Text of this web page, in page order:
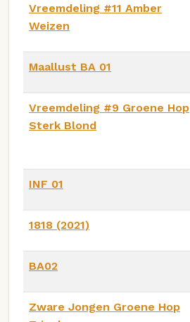
Vreemdeling #11 Amber
Weizen
Maallust BA 01
Vreemdeling #9 Groene Hop
Sterk Blond
INF 01
1818 (2021)
BA02
Zware Jongen Groene Hop